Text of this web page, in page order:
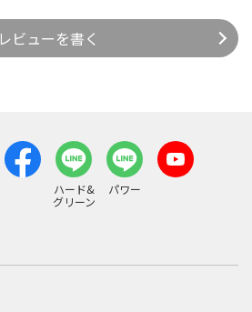
レビューを書く
ハード&
グリーン
パワー